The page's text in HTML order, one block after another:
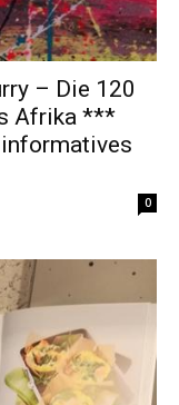
– Die 120
Afrika ***
0